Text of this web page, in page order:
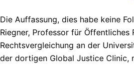
Die Auffassung, dies habe keine
Riegner, Professor für Öffentliches
Rechtsvergleichung an der
der dortigen Global Justice Clinic,